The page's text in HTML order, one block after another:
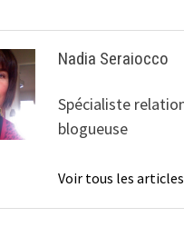
Nadia Seraiocco
Spécialiste
blogueuse
Voir tous les